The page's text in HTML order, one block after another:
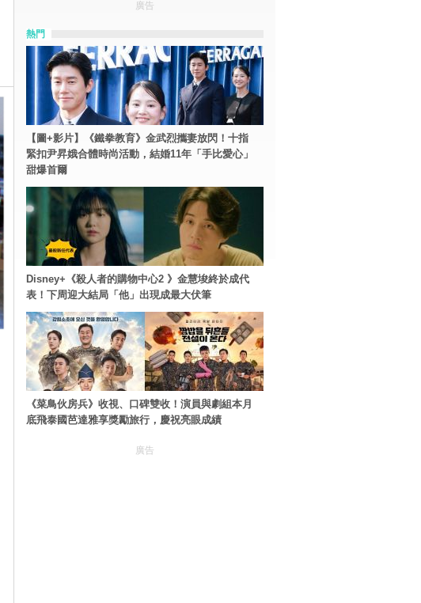
廣告
熱門
【圖+影片】《鐵拳教育》金武烈攜妻放閃！十指
緊扣尹昇娥合體時尚活動，結婚11年「手比愛心」
甜爆首爾
Disney+《殺人者的購物中心2 》金慧埈終於成代
表！下周迎大結局「他」出現成最大伏筆
《菜鳥伙房兵》收視、口碑雙收！演員與劇組本月
底飛泰國芭達雅享獎勵旅行，慶祝亮眼成績
廣告